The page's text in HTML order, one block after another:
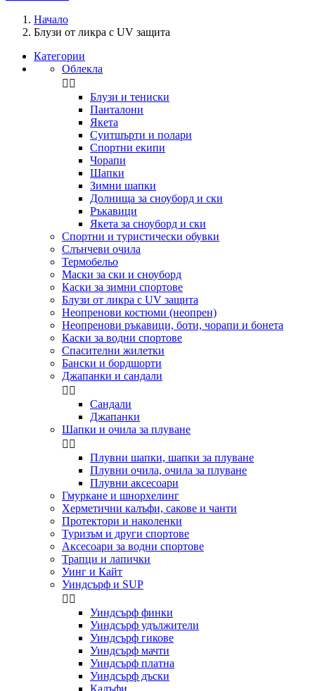
Начало
Блузи от ликра с UV защита
Категории
Облекла
 
Блузи и тениски
Панталони
Якета
Суитшърти и полари
Спортни екипи
Чорапи
Шапки
Зимни шапки
Долнища за сноуборд и ски
Ръкавици
Якета за сноуборд и ски
Спортни и туристически обувки
Слънчеви очила
Термобельо
Маски за ски и сноуборд
Каски за зимни спортове
Блузи от ликра с UV защита
Неопренови костюми (неопрен)
Неопренови ръкавици, боти, чорапи и бонета
Каски за водни спортове
Спасителни жилетки
Бански и бордшорти
Джапанки и сандали
 
Сандали
Джапанки
Шапки и очила за плуване
 
Плувни шапки, шапки за плуване
Плувни очила, очила за плуване
Плувни аксесоари
Гмуркане и шнорхелинг
Херметични калъфи, сакове и чанти
Протектори и наколенки
Туризъм и други спортове
Аксесоари за водни спортове
Трапци и лапички
Уинг и Кайт
Уиндсърф и SUP
 
Уиндсърф финки
Уиндсърф удължители
Уиндсърф гикове
Уиндсърф мачти
Уиндсърф платна
Уиндсърф дъски